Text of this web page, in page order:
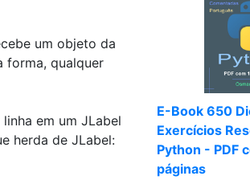
um objeto da
forma, qualquer
em um JLabel
herda de JLabel:
E-Book 650
Exercícios
Python - PDF
páginas